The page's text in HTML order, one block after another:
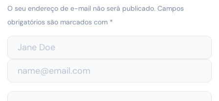
O seu endereço de e-mail não será publicado. Campos
obrigatórios são marcados com *